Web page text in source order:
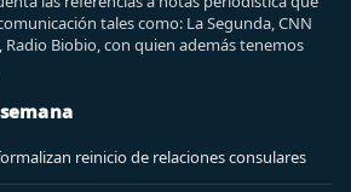
tales como: La Segunda, CNN
Radio Biobio, con quien además tenemos
reinicio de relaciones consulares